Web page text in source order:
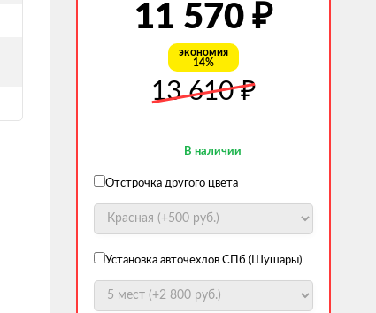
11 570 ₽
экономия
14%
13 610₽
В наличии
Отстрочка другого цвета
Установка авточехлов СПб (Шушары)